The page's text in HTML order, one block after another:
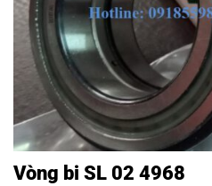
Vòng bi SL 02 4968